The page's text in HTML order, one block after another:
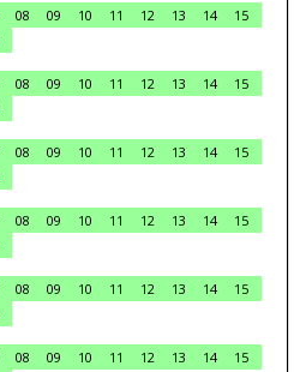
08 09 10 11 12 13 14
15
08 09 10 11 12 13 14
15
08 09 10 11 12 13 14
15
08 09 10 11 12 13 14
15
08 09 10 11 12 13 14
15
08 09 10 11 12 13 14
15